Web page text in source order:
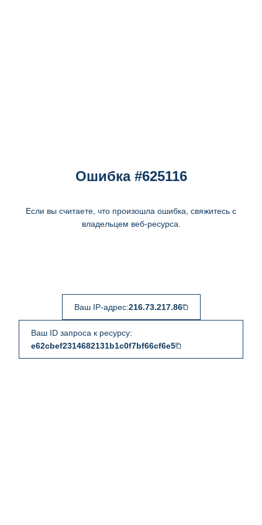
Ошибка #625116
Если вы считаете, что произошла ошибка, свяжитесь с
владельцем веб-ресурса.
Ваш IP-адрес:216.73.217.86
Ваш ID запроса к ресурсу:
e62cbef2314682131b1c0f7bf66cf6e5